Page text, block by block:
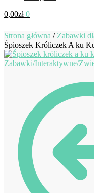
0,00zł 0
Strona główna / Zabawki
Śpioszek Króliczek A ku